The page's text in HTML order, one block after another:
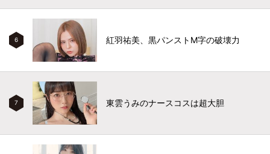
6 紅羽祐美、黒パンストM字の破壊力
7 東雲うみのナースコスは超大胆